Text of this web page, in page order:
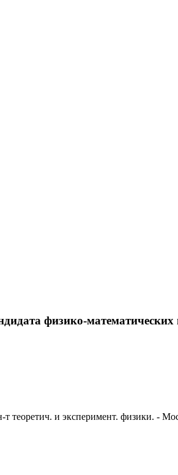
физико-
теоретич. и эксперимент. физики. -